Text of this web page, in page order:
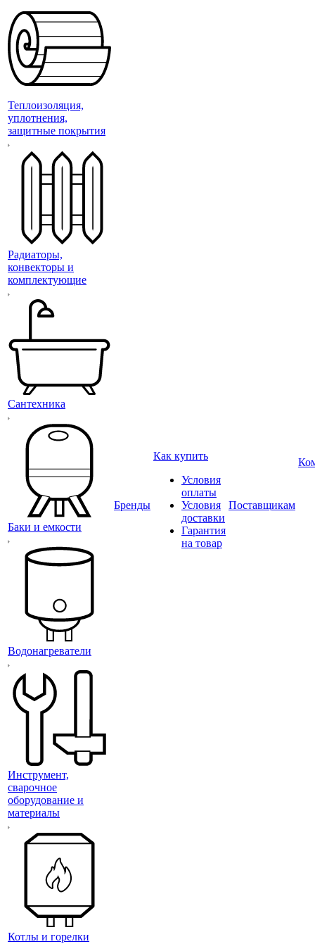
Теплоизоляция,
уплотнения,
защитные покрытия
Радиаторы,
конвекторы и
комплектующие
Сантехника
Баки и емкости
Водонагреватели
Инструмент,
сварочное
оборудование и
материалы
Котлы и горелки
Бренды
Как купить
Условия
оплаты
Условия
доставки
Гарантия
на товар
Поставщикам